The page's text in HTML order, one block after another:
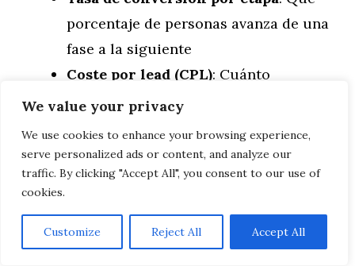
We value your privacy
We use cookies to enhance your browsing experience,
serve personalized ads or content, and analyze our
traffic. By clicking "Accept All", you consent to our use of
cookies.
Customize Reject All Accept All
porcentaje de personas avanza de una
fase a la siguiente
Coste por lead (CPL): Cuánto
inviertes para adquirir cada
Coste por adquisición (CPA) : Cuánto
cuesta adquirir un cliente que paga
Ingresos totales que genera un
cliente durante toda su relación con